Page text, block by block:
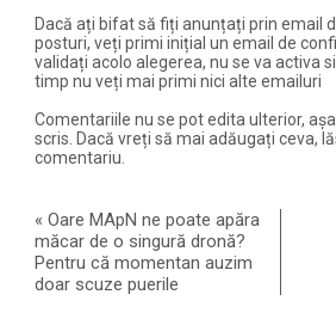
Dacă ați bifat să fiți anunțați prin email
posturi, veți primi inițial un email de
validați acolo alegerea, nu se va activa
timp nu veți mai primi nici alte emailuri
Comentariile nu se pot edita ulterior,
scris. Dacă vreți să mai adăugați ceva,
comentariu.
«Oare MApN ne poate apăra
măcar de o singură dronă?
Pentru că momentan auzim
doar scuze puerile